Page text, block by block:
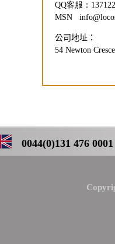
QQ客服：
MSN
公司地址：
54 Newton
0044(0)131 476 0001